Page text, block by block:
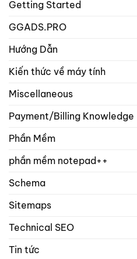
Getting Started
GGADS.PRO
Hướng Dẫn
Kiến thức về máy tính
Miscellaneous
Payment/Billing Knowledge
Phần Mềm
phần mềm notepad++
Schema
Sitemaps
Technical SEO
Tin tức